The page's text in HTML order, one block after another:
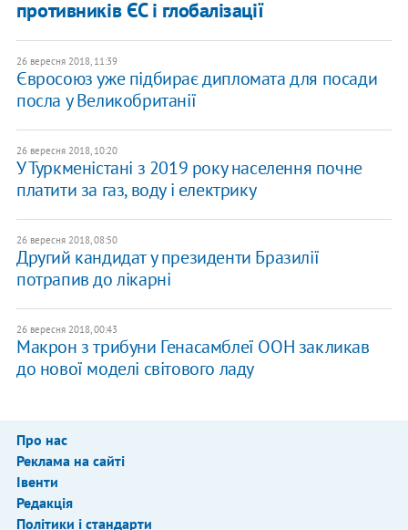
противників ЄС і глобалізації
26 вересня 2018, 11:39
Євросоюз уже підбирає дипломата для посади
посла у Великобританії
26 вересня 2018, 10:20
У Туркменістані з 2019 року населення почне
платити за газ, воду і електрику
26 вересня 2018, 08:50
Другий кандидат у президенти Бразилії
потрапив до лікарні
26 вересня 2018, 00:43
Макрон з трибуни Генасамблеї ООН закликав
до нової моделі світового ладу
Про нас
Реклама на сайті
Івенти
Редакція
Політики і стандарти